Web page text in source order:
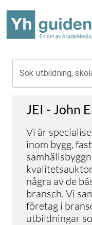
Sök utbildning,
JEI - John
Vi är
inom bygg,
några av de
bransch. Vi
företag i
utbildningar